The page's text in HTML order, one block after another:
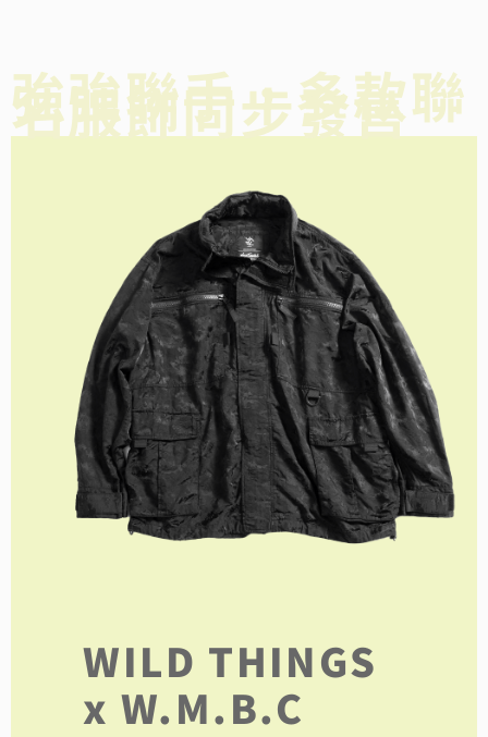
強強聯手，多款聯
名服飾同步發售
WILD THINGS
x W.M.B.C